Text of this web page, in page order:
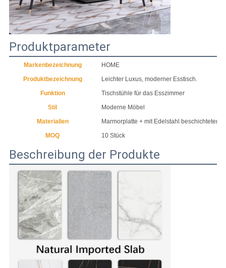
Produktparameter
Markenbezeichnung
HOME
Produktbezeichnung
Leichter Luxus, moderner Esstisch.
Funktion
Tischstühle für das Esszimmer
Stil
Moderne Möbel
Materialien
Marmorplatte + mit Edelstahl beschichteter
MOQ
10 Stück
Beschreibung der Produkte